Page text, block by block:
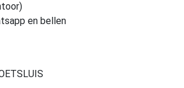
en bellen